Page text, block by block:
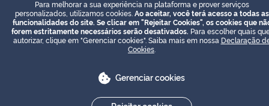
Para melhorar a sua experiência na plataforma e prover serviços
personalizados, utilizamos cookies. Ao aceitar, você terá acesso a todas as
funcionalidades do site. Se clicar em "Rejeitar Cookies", os cookies que
forem estritamente necessários serão desativados. Para escolher quais
autorizar, clique em "Gerenciar cookies". Saiba mais em nossa Declaração
Cookies
Gerenciar cookies